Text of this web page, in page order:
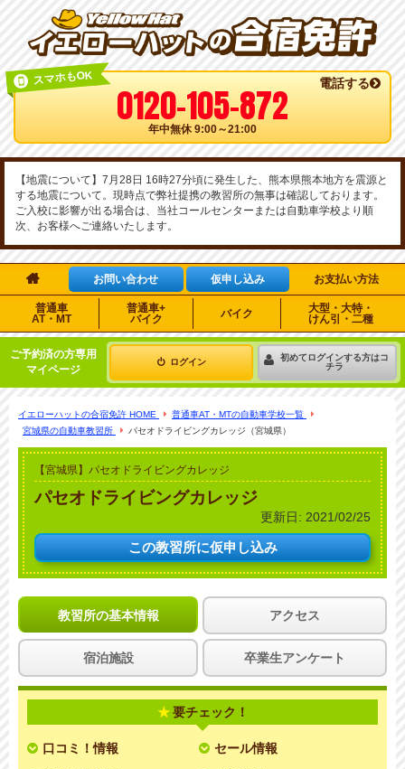
スマホもOK 電話する
0120-105-872
年中無休 9:00～21:00
【地震について】7月28日 16時27分頃に発生した、熊本県熊本地方を震源と
する地震について。現時点で弊社提携の教習所の無事は確認しております。
ご入校に影響が出る場合は、当社コールセンターまたは自動車学校より順
次、お客様へご連絡いたします。
 お問い合わせ 仮申し込み お支払い方法
普通車
AT・MT
普通車+
バイク
バイク
大型・大特・
けん引・二種
ご予約済の方専用
マイページ
ログイン
初めてログインする方はコ
チラ
イエローハットの合宿免許 HOME
普通車AT・MTの自動車学校一覧
宮城県の自動車教習所
パセオドライビングカレッジ（宮城県）
【宮城県】パセオドライビングカレッジ
パセオドライビングカレッジ
更新日: 2021/02/25
この教習所に仮申し込み
教習所の基本情報 アクセス
宿泊施設 卒業生アンケート
要チェック！
口コミ！情報
セール情報